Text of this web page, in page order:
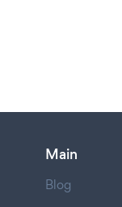
Main
Blog